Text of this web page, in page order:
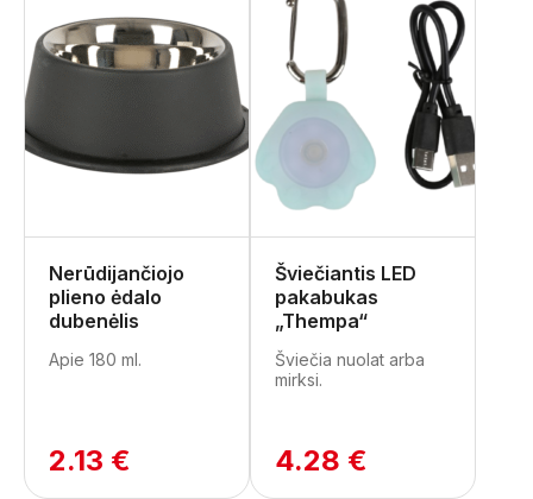
Nerūdijančiojo
plieno ėdalo
dubenėlis
Apie 180 ml.
2.13 €
Šviečiantis LED
pakabukas
„Thempa“
Šviečia nuolat arba
mirksi.
4.28 €